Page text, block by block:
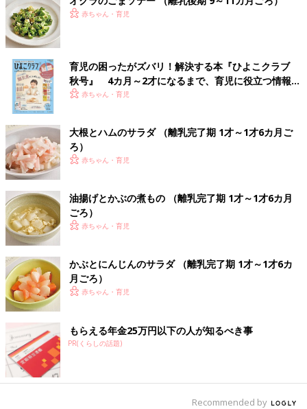
赤ちゃん・育児
育児の困ったがズバリ！解決する本『ひよこクラブ
秋号』 4カ月～2才になるまで、育児に役立つ情報が
いっぱい！
赤ちゃん・育児
大根とハムのサラダ （離乳完了期 1才～1才6カ月ご
ろ）
赤ちゃん・育児
油揚げとかぶの煮もの （離乳完了期 1才～1才6カ月
ごろ）
赤ちゃん・育児
かぶとにんじんのサラダ （離乳完了期 1才～1才6カ
月ごろ）
赤ちゃん・育児
もらえる年金25万円以下の人が知るべき事
PR(くらしの話題)
Recommended by